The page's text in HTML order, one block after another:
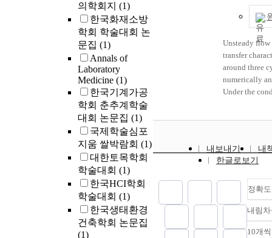
의학회지 (1)
한국화재소방
학회 학술대회 논
문집 (1)
Annals of
Laboratory
Medicine (1)
한국기계가공
학회 춘추계학술
대회 논문집 (1)
국제학술심포
지움 쌀박람회 (1)
대한토목학회
학술대회 (1)
한국HCI학회
학술대회 (1)
한국생태환경
건축학회 논문집
(1)
angioplasty
patients with
coronary
stroke, and
arterial
Ticlopidine
shown to
incidence of
clopidogrel is
to be a safe
ticlopidine
decreased
effects.
Unsteady flow
transfer
around three
numerically
Under the
cylinders, the
transfer rates
increased.
effects are
the distance
Also, the wall
the heat
내보내기
내
한글로보기
정확
내림
10개